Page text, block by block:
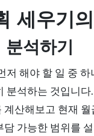
세우기
석하기
저 해야 할 일 중
분석하는 것입니다
계산해보고 현재 월
담 가능한 범위를